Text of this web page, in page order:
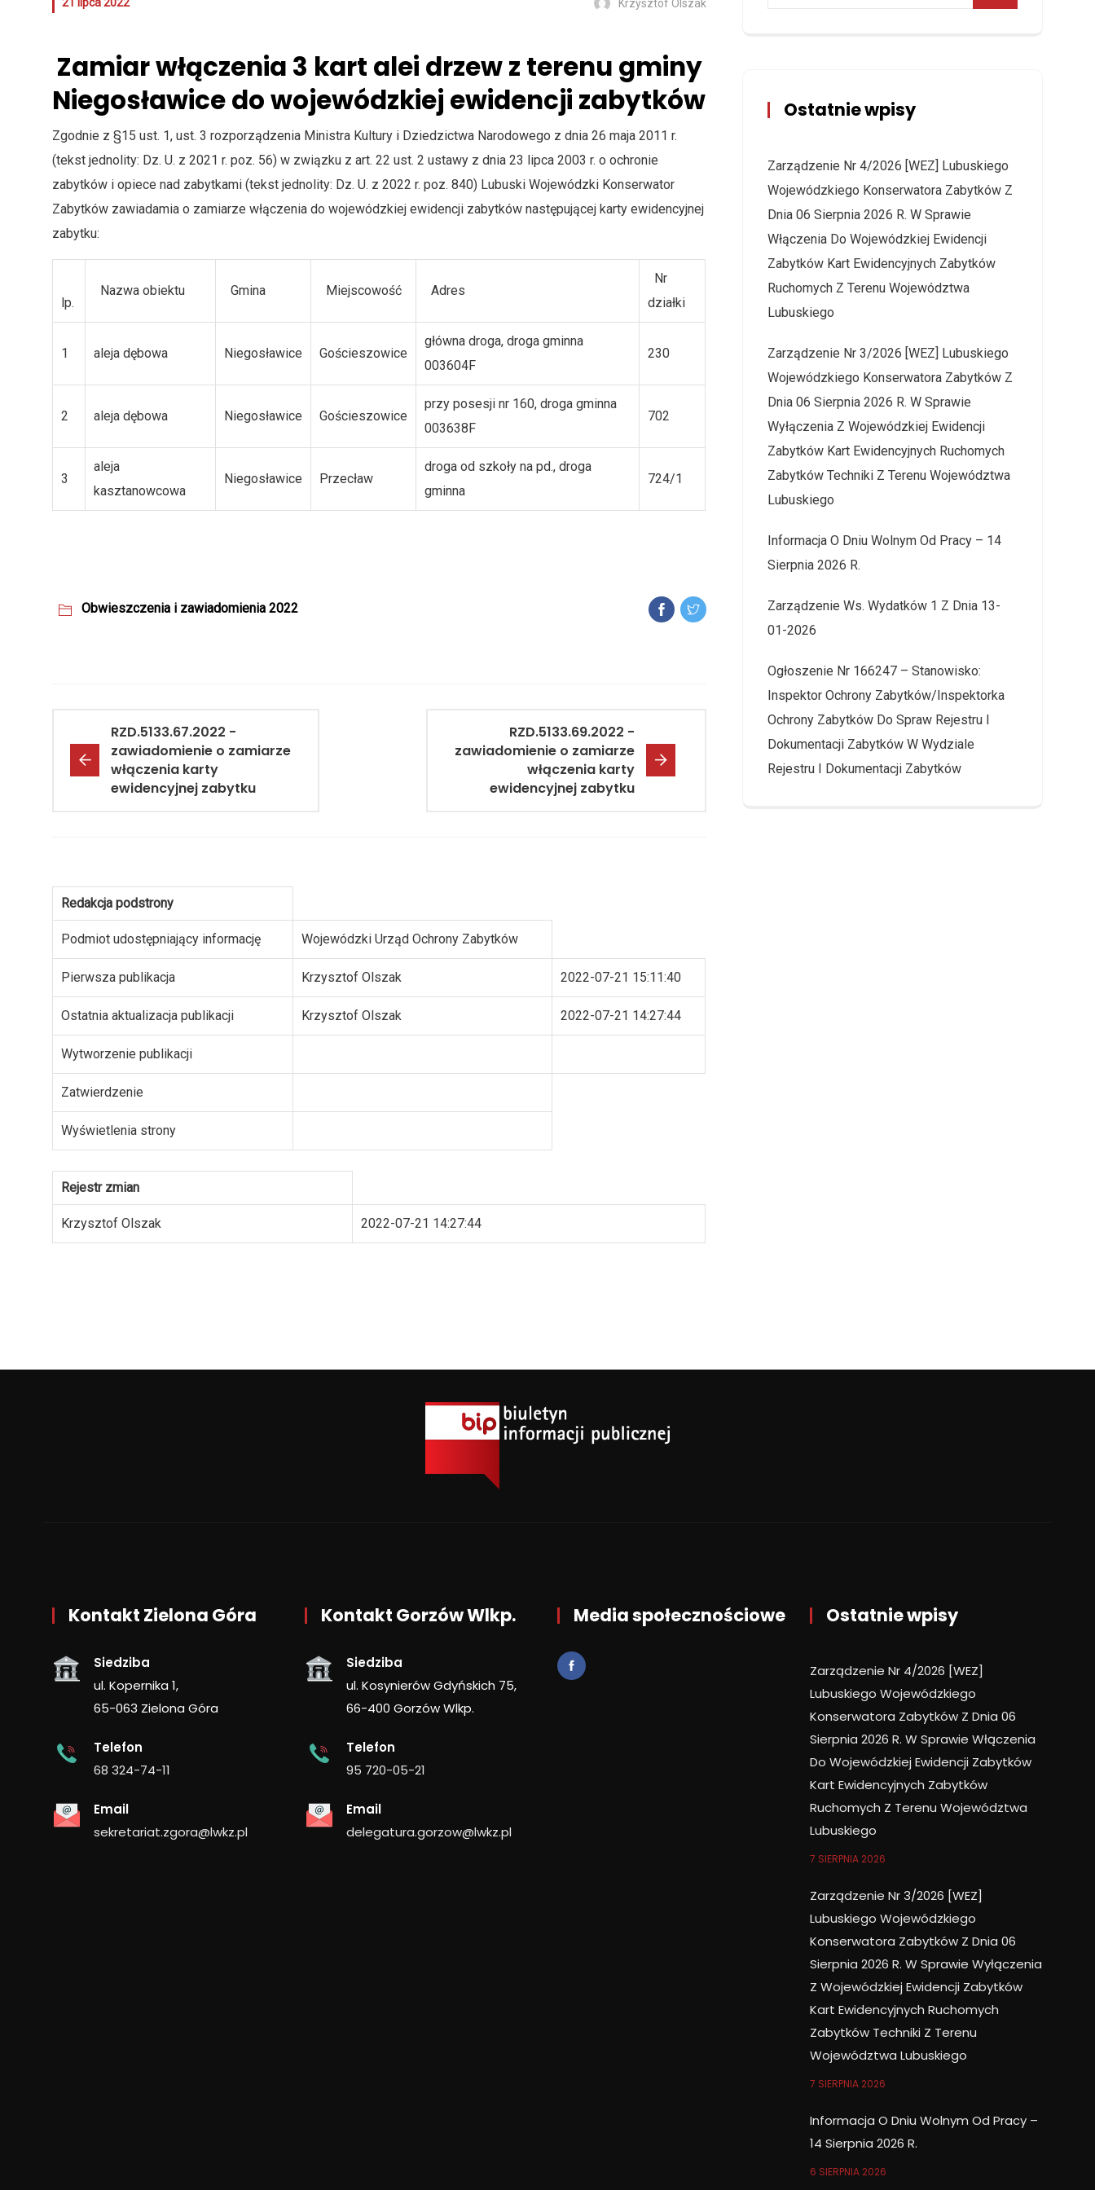
Krzysztof Olszak
Zamiar włączenia 3 kart alei drzew z terenu gminy
Niegosławice do wojewódzkiej ewidencji zabytków
Zgodnie z §15 ust. 1, ust. 3 rozporządzenia Ministra Kultury i Dziedzictwa Narodowego z dnia 26 maja 2011 r.
(tekst jednolity: Dz. U. z 2021 r. poz. 56) w związku z art. 22 ust. 2 ustawy z dnia 23 lipca 2003 r. o ochronie
zabytków i opiece nad zabytkami (tekst jednolity: Dz. U. z 2022 r. poz. 840) Lubuski Wojewódzki Konserwator
Zabytków zawiadamia o zamiarze włączenia do wojewódzkiej ewidencji zabytków następującej karty ewidencyjnej
zabytku:
lp.
Nazwa obiektu Gmina Miejscowość Adres
Nr
działki
1 aleja dębowa Niegosławice Gościeszowice
główna droga, droga gminna
003604F
230
2 aleja dębowa Niegosławice Gościeszowice
przy posesji nr 160, droga gminna
003638F
702
3
aleja
kasztanowcowa
Niegosławice Przecław
droga od szkoły na pd., droga
gminna
724/1
Obwieszczenia i zawiadomienia 2022
RZD.5133.67.2022 -
zawiadomienie o zamiarze
włączenia karty
ewidencyjnej zabytku
RZD.5133.69.2022 -
zawiadomienie o zamiarze
włączenia karty
ewidencyjnej zabytku
Redakcja podstrony
Podmiot udostępniający informację Wojewódzki Urząd Ochrony Zabytków
Pierwsza publikacja Krzysztof Olszak 2022-07-21 15:11:40
Ostatnia aktualizacja publikacji Krzysztof Olszak 2022-07-21 14:27:44
Wytworzenie publikacji
Zatwierdzenie
Wyświetlenia strony
Rejestr zmian
Krzysztof Olszak 2022-07-21 14:27:44
Ostatnie wpisy
Zarządzenie Nr 4/2026 [WEZ] Lubuskiego
Wojewódzkiego Konserwatora Zabytków Z
Dnia 06 Sierpnia 2026 R. W Sprawie
Włączenia Do Wojewódzkiej Ewidencji
Zabytków Kart Ewidencyjnych Zabytków
Ruchomych Z Terenu Województwa
Lubuskiego
Zarządzenie Nr 3/2026 [WEZ] Lubuskiego
Wojewódzkiego Konserwatora Zabytków Z
Dnia 06 Sierpnia 2026 R. W Sprawie
Wyłączenia Z Wojewódzkiej Ewidencji
Zabytków Kart Ewidencyjnych Ruchomych
Zabytków Techniki Z Terenu Województwa
Lubuskiego
Informacja O Dniu Wolnym Od Pracy – 14
Sierpnia 2026 R.
Zarządzenie Ws. Wydatków 1 Z Dnia 13-
01-2026
Ogłoszenie Nr 166247 – Stanowisko:
Inspektor Ochrony Zabytków/Inspektorka
Ochrony Zabytków Do Spraw Rejestru I
Dokumentacji Zabytków W Wydziale
Rejestru I Dokumentacji Zabytków
Kontakt Zielona Góra
Siedziba
ul. Kopernika 1,
65-063 Zielona Góra
Telefon
68 324-74-11
Email
sekretariat.zgora@lwkz.pl
Kontakt Gorzów Wlkp.
Siedziba
ul. Kosynierów Gdyńskich 75,
66-400 Gorzów Wlkp.
Telefon
95 720-05-21
Email
delegatura.gorzow@lwkz.pl
Media społecznościowe Ostatnie wpisy
Zarządzenie Nr 4/2026 [WEZ]
Lubuskiego Wojewódzkiego
Konserwatora Zabytków Z Dnia 06
Sierpnia 2026 R. W Sprawie Włączenia
Do Wojewódzkiej Ewidencji Zabytków
Kart Ewidencyjnych Zabytków
Ruchomych Z Terenu Województwa
Lubuskiego
7 SIERPNIA 2026
Zarządzenie Nr 3/2026 [WEZ]
Lubuskiego Wojewódzkiego
Konserwatora Zabytków Z Dnia 06
Sierpnia 2026 R. W Sprawie Wyłączenia
Z Wojewódzkiej Ewidencji Zabytków
Kart Ewidencyjnych Ruchomych
Zabytków Techniki Z Terenu
Województwa Lubuskiego
7 SIERPNIA 2026
Informacja O Dniu Wolnym Od Pracy –
14 Sierpnia 2026 R.
6 SIERPNIA 2026